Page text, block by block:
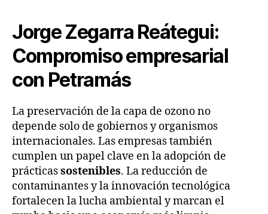
Jorge Zegarra Reátegui:
Compromiso empresarial
con Petramás
La preservación de la capa de ozono no
depende solo de gobiernos y organismos
internacionales. Las empresas también
cumplen un papel clave en la adopción de
prácticassostenibles. La reducción de
contaminantes y la innovación tecnológica
fortalecen la lucha ambiental y marcan el